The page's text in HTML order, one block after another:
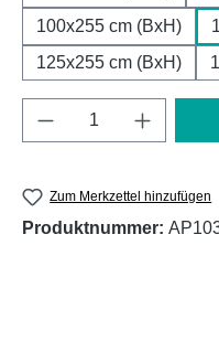
100x255 cm (BxH)
125x255 cm (BxH)
Produkt Anzahl:
Zum Merkzettel hinzufügen
Produktnummer: